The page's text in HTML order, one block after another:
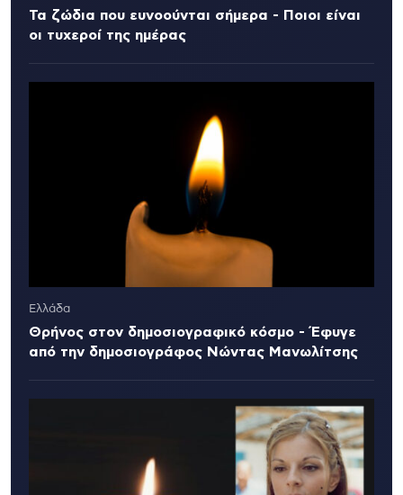
Τα ζώδια που ευνοούνται σήμερα - Ποιοι είναι
οι τυχεροί της ημέρας
Ελλάδα
Θρήνος στον δημοσιογραφικό κόσμο - Έφυγε
από την δημοσιογράφος Νώντας Μανωλίτσης